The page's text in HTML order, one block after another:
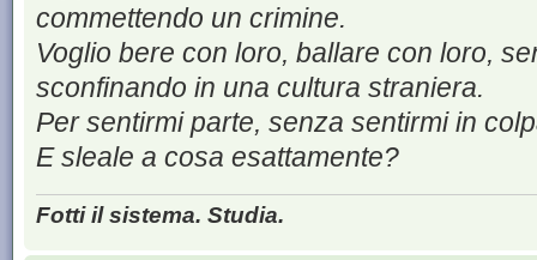
commettendo un crimine.
Voglio bere con loro, ballare con loro,
sconfinando in una cultura straniera.
Per sentirmi parte, senza sentirmi in
E sleale a cosa esattamente?
Fotti il sistema. Studia.